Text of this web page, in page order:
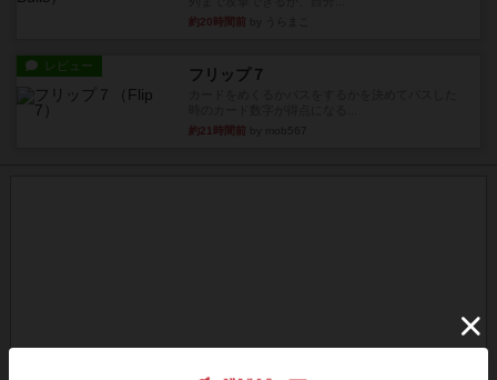
約20時間前
レビュー フリップ７
約21時間前